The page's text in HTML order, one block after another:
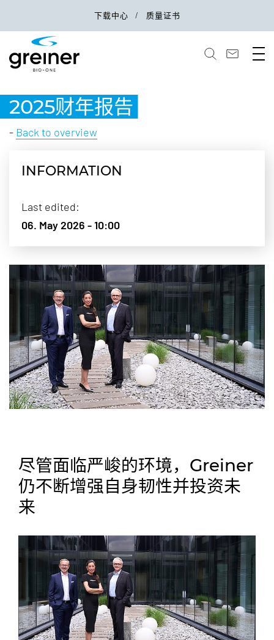
下载中心 质量证书
2025财年报告
- Back to overview
INFORMATION
Last edited:
06. May 2026 - 10:00
尽管面临严峻的环境，Greiner
仍不断增强自身韧性并投资未
来